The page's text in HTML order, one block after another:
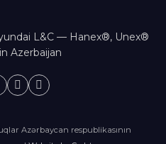
L&C — Hanex®, Unex®
Azerbaijan
Azərbaycan respublikasının